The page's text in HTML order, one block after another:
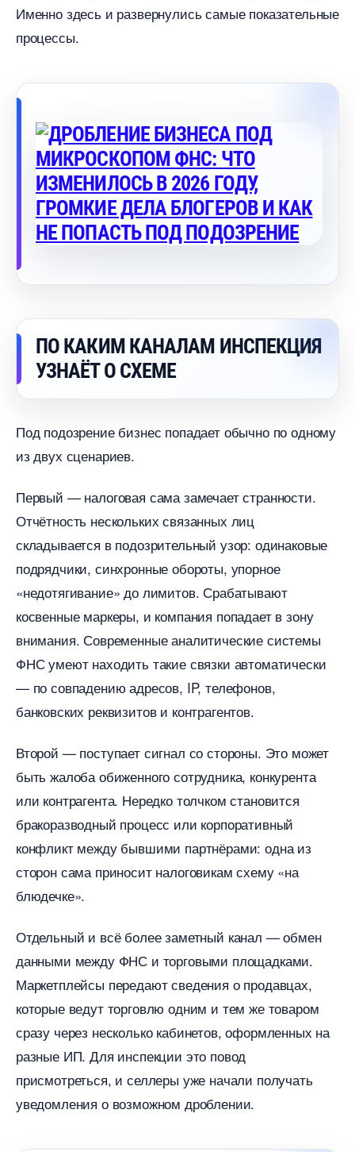
Именно здесь и развернулись самые показательные
процессы.
ПО КАКИМ КАНАЛАМ ИНСПЕКЦИЯ
УЗНАЁТ О СХЕМЕ
Под подозрение бизнес попадает обычно по одному
из двух сценариев.
Первый — налоговая сама замечает странности.
Отчётность нескольких связанных лиц
складывается в подозрительный узор: одинаковые
подрядчики, синхронные обороты, упорное
«недотягивание» до лимитов. Срабатывают
косвенные маркеры, и компания попадает в зону
нимания. Современные аналитические системы
ФНС умеют находить такие связки автоматически
— по совпадению адресов, IP, телефонов,
анковских реквизитов и контрагентов.
торой — поступает сигнал со стороны. Это может
ыть жалоба обиженного сотрудника, конкурента
или контрагента. Нередко толчком становится
ракоразводный процесс или корпоративный
конфликт между бывшими партнёрами: одна из
сторон сама приносит налоговикам схему «на
людечке».
Отдельный и всё более заметный канал — обмен
данными между ФНС и торговыми площадками.
Маркетплейсы передают сведения о продавцах,
которые ведут торговлю одним и тем же товаром
сразу через несколько кабинетов, оформленных на
разные ИП. Для инспекции это повод
присмотреться, и селлеры уже начали получать
уведомления о возможном дроблении.